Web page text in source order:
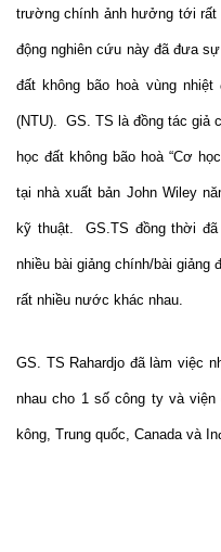
trường chính ảnh hưởng tới rất
động nghiên cứu này đã đưa
đất không bão hoà vùng nhiệt
(NTU). GS. TS là đồng tác giả
học đất không bão hoà “Cơ
tại nhà xuất bản John Wiley
kỹ thuật. GS.TS đồng thời
nhiều bài giảng chính/bài
rất nhiều nước khác nhau.
GS. TS Rahardjo đã làm việc
nhau cho 1 số công ty và viện
kông, Trung quốc, Canada và